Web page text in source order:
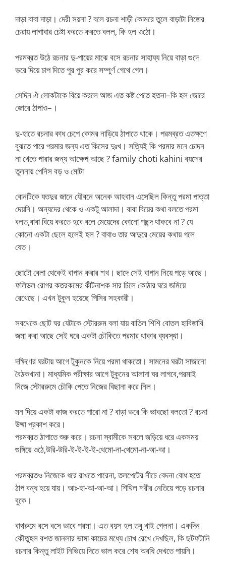
দাড়া বাবা দাড়া। দেরী সয়না ? বলে রচনা শাড়ী কোমরে তুলে বাড়াটা নিজের
চেরায় লাগাবার চেষ্টা করতে করতে বলল, কি হল ওঠো।
পরমব্রত উঠে রচনার দু-পায়ের মাঝে বসে রচনার সাহায্য নিয়ে বাড়া গুদে
ভরে দিয়ে চাপ দিতে পুর পুর করে সম্পুর্ণ গেথে গেল।
সেদিন ঐ লোকটাকে বিয়ে করলে আজ এত কষ্ট পেতে হতনা–কি হল জোরে
জোরে ঠাপাও–।
দু-হাতে রচনার কাধ চেপে কোমর নাড়িয়ে ঠাপাতে থাকে। পরমব্রত এতক্ষণে
বুঝতে পারে পরমার জন্য এত কিসের দুঃখ। সত্যিই কি পরমার মনে চোদন
না খেতে পারার জন্য আক্ষেপ আছে ? family choti kahini বয়সের
তুলনায় পেনিস বড় ও মোটা
বোনটিকে যতদুর জানে যৌবনে অনেক আহবান এসেছিল কিন্তু পরমা পাত্তা
দেয়নি। অন্যদের থেকে ও একটু আলাদা। বাবা বিয়ের কথা বলতে পরমা
বলত,বাবা বিয়ে করতে হবে বলে মেয়েদের কোনো পছন্দ থাকবে না ? যে
কোনো একটা ছেলে হলেই হল ? বাবাও তার আদুরে মেয়ের কথায় গলে
যেত।
ছোটো বেলা থেকেই বাগান করার শখ। ছাদে সেই বাগান নিয়ে পড়ে আছে।
ফলিডল রোগর কতরকমের কীটনাশক সার চিলে কোঠার ঘরে জমিয়ে
রেখেছে। এখন টুকুন হয়েছে পিসির সহকারী।
সবথেকে ছোট ঘর যেটাকে স্টোররুম বলা যায় বাতিল শিশি বোতল হাবিজাবি
জমা করা আছে সেই ঘরে একটা চৌকিতে পরমার থাকার ব্যবস্থা।
দক্ষিণের ঘরটায় আগে টুকুনকে নিয়ে পরমা থাকতো। সামনের ঘরটা সাজানো
বৈঠকখানা। মাধ্যমিক পরীক্ষার আগে টুকুনের আলাদা ঘর লাগবে,পরমাই
নিজে স্টোররুমে চৌকি পেতে নিজের বিছানা করে নিল।
মন দিয়ে একটা কাজ করতে পারো না ? বাড়া ভরে কি ভাবছো বলতো ? রচনা
উষ্মা প্রকাশ করে।
পরমব্রত ঠাপাতে শুরু করে। রচনা স্বামীকে সবলে জড়িয়ে ধরে একসময়
গুঙ্গিয়ে ওঠে,উরি-উরি-ই-ই-ই-ই-থেমো-না-থেমো-না-আ-আ।
পরমব্রতও নিজেকে ধরে রাখতে পারেনা, তলপেটের নীচে বেদনা বোধ হতে
ঠাপ বন্ধ হয়ে যায়। আঃ-হা-আ-আ-আ। শিথিল শরীর নেতিয়ে পড়ে রচনার
বুকে।
বাথরুমে বসে বসে ভাবে পরমা। এত বয়স হল তবু খাই গেলনা। একদিন
কৌতুহল বশত জানলার ভাঙ্গা কাচের মধ্যে চোখ রেখে দেখছিল, কি ছটফটানি
রচনার কিন্তু লাইট নিভিয়ে দিতে ভাল করে শেষ অবধি দেখতে পায়নি।